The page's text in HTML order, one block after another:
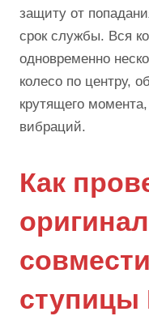
защиту от
срок службы. Вся
одновременно
колесо по центру,
крутящего
вибраций.
Как
ступицы